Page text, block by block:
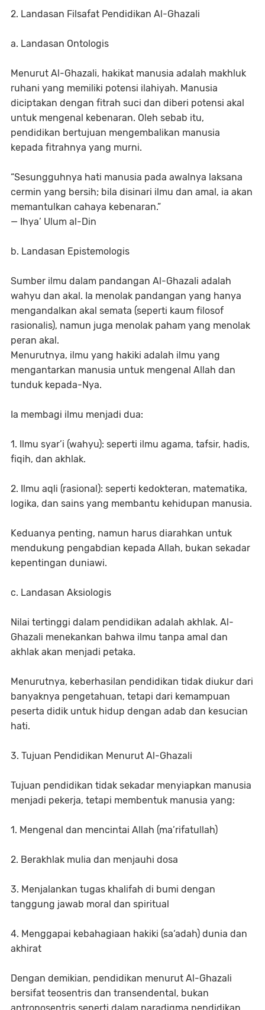
2. Landasan Filsafat Pendidikan Al-Ghazali
a. Landasan Ontologis
Menurut Al-Ghazali, hakikat manusia adalah makhluk
ruhani yang memiliki potensi ilahiyah. Manusia
diciptakan dengan fitrah suci dan diberi potensi akal
untuk mengenal kebenaran. Oleh sebab itu,
pendidikan bertujuan mengembalikan manusia
kepada fitrahnya yang murni.
“Sesungguhnya hati manusia pada awalnya laksana
cermin yang bersih; bila disinari ilmu dan amal, ia akan
memantulkan cahaya kebenaran.”
— Ihya’ Ulum al-Din
b. Landasan Epistemologis
Sumber ilmu dalam pandangan Al-Ghazali adalah
wahyu dan akal. Ia menolak pandangan yang hanya
mengandalkan akal semata (seperti kaum filosof
rasionalis), namun juga menolak paham yang menolak
peran akal.
Menurutnya, ilmu yang hakiki adalah ilmu yang
mengantarkan manusia untuk mengenal Allah dan
tunduk kepada-Nya.
Ia membagi ilmu menjadi dua:
1. Ilmu syar’i (wahyu): seperti ilmu agama, tafsir, hadis,
fiqih, dan akhlak.
2. Ilmu aqli (rasional): seperti kedokteran, matematika,
logika, dan sains yang membantu kehidupan manusia.
Keduanya penting, namun harus diarahkan untuk
mendukung pengabdian kepada Allah, bukan sekadar
kepentingan duniawi.
c. Landasan Aksiologis
Nilai tertinggi dalam pendidikan adalah akhlak. Al-
Ghazali menekankan bahwa ilmu tanpa amal dan
akhlak akan menjadi petaka.
Menurutnya, keberhasilan pendidikan tidak diukur dari
banyaknya pengetahuan, tetapi dari kemampuan
peserta didik untuk hidup dengan adab dan kesucian
hati.
3. Tujuan Pendidikan Menurut Al-Ghazali
Tujuan pendidikan tidak sekadar menyiapkan manusia
menjadi pekerja, tetapi membentuk manusia yang:
1. Mengenal dan mencintai Allah (ma’rifatullah)
2. Berakhlak mulia dan menjauhi dosa
3. Menjalankan tugas khalifah di bumi dengan
tanggung jawab moral dan spiritual
4. Menggapai kebahagiaan hakiki (sa‘adah) dunia dan
akhirat
Dengan demikian, pendidikan menurut Al-Ghazali
bersifat teosentris dan transendental, bukan
antroposentris seperti dalam paradigma pendidikan